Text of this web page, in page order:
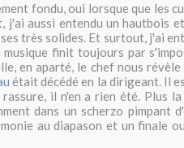
fondu, oui lorsque que les
j'ai aussi entendu un hautbois
très solides. Et surtout, j'ai
finit toujours par
en aparté, le chef nous
était décédé en la dirigeant. Il
il n'en a rien été. Plus
dans un scherzo pimpant
au diapason et un finale